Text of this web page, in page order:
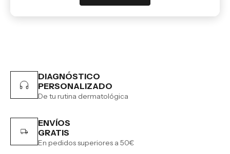
DIAGNÓSTICO
PERSONALIZADO
De tu rutina dermatológica
ENVÍOS
GRATIS
En pedidos superiores a 50€